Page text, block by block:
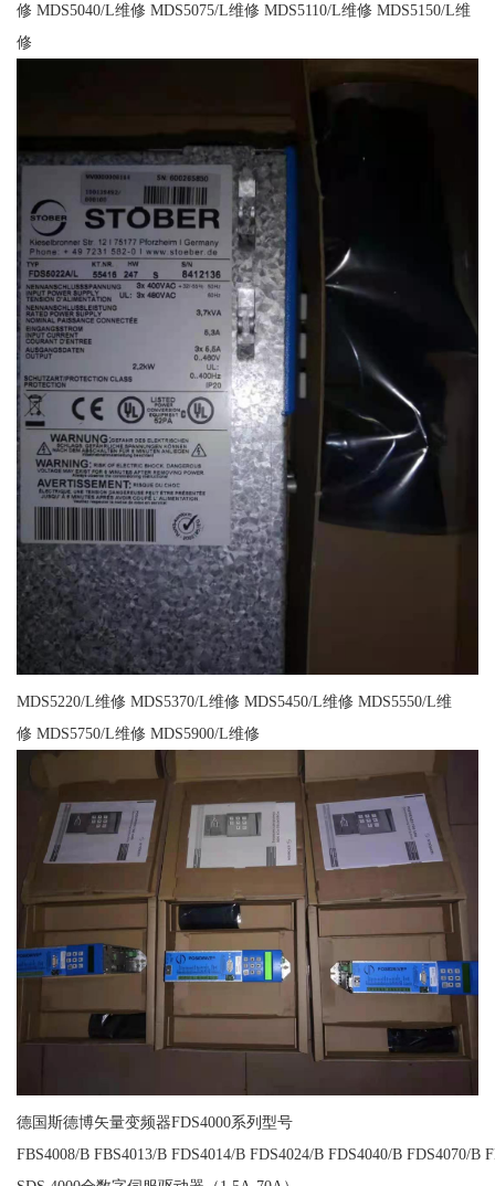
修 MDS5040/L维修 MDS5075/L维修 MDS5110/L维修 MDS5150/L维
修
MDS5220/L维修 MDS5370/L维修 MDS5450/L维修 MDS5550/L维
修 MDS5750/L维修 MDS5900/L维修
德国斯德博矢量变频器FDS4000系列型号
FBS4008/B FBS4013/B FDS4014/B FDS4024/B FDS4040/B FDS4070/B